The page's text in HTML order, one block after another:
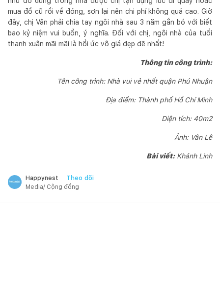
mua đồ cũ rồi về đóng, sơn lại nên chi phí không quá cao. Giờ
đây, chị Vân phải chia tay ngôi nhà sau 3 năm gắn bó với biết
bao kỷ niệm vui buồn, ý nghĩa. Đối với chị, ngôi nhà của tuổi
thanh xuân mãi mãi là hồi ức vô giá đẹp đẽ nhất!
Thông tin công trình:
Tên công trình: Nhà vui vẻ nhất quận Phú Nhuận
Địa điểm: Thành phố Hồ Chí Minh
Diện tích: 40m2
Ảnh: Vân Lê
Bài viết:Khánh Linh
Happynest Theo dõi
Media/ Cộng đồng